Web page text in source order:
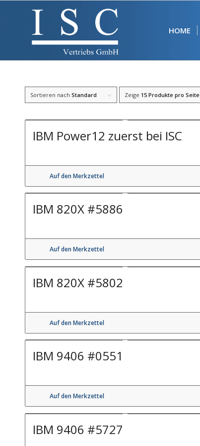
HOME
Sortieren nach Standard Zeige 15 Produkte pro Seite
IBM Power12 zuerst bei ISC
Auf den Merkzettel
IBM 820X #5886
Auf den Merkzettel
IBM 820X #5802
Auf den Merkzettel
IBM 9406 #0551
Auf den Merkzettel
IBM 9406 #5727